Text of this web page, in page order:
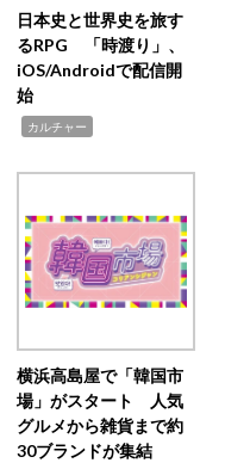
日本史と世界史を旅す
るRPG 「時渡り」、
iOS/Androidで配信開
始
カルチャー
横浜高島屋で「韓国市
場」がスタート 人気
グルメから雑貨まで約
30ブランドが集結